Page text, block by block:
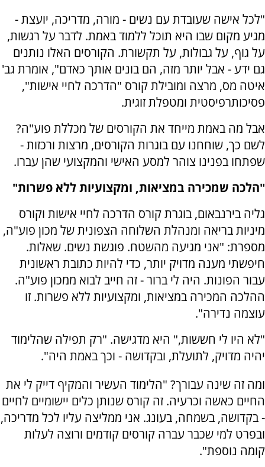
"לכל אישה שעובדת עם נשים - מורה, מדריכה, יועצת -
מגיע מקום שבו היא תוכל ללמוד באמת. לדבר על רגשות,
על גוף, על גבולות, על תקשורת. הקורסים האלו נותנים
גם ידע - אבל יותר מזה, הם בונים אותך כאדם", אומרת גב'
איטה מס, מרצה ומובילת קורס "הדרכה לחיי אישות",
פסיכותרפיסטית ומטפלת זוגית.
אבל מה באמת מייחד את הקורסים של מכללת פוע"ה?
לשם כך, שוחחנו עם בוגרות הקורסים, מרצות ורכזות -
שפתחו בפנינו צוהר למסע האישי והמקצועי שהן עברו.
"הלכה שמכירה במציאות, ומקצועיות ללא פשרות"
גליה בירנבאום, בוגרת קורס הדרכה לחיי אישות וקורס
מיניות בריאה ומנהלת השלוחה הצפונית של מכון פוע"ה,
מספרת: "אני מגיעה מהשטח. פוגשת נשים. שאלות.
חיפשתי מענה מדויק יותר, כדי להיות כתובת ראשונית
עבור הפונות. היה לי ברור - זה חייב לבוא ממכון פוע"ה.
ההלכה המכירה במציאות, ומקצועיות ללא פשרות. זו
עוצמה נדירה".
"לא היו לי חששות," היא מדגישה. "רק תפילה שהלימוד
יהיה מדויק, לתועלת, ובקדושה - וכך באמת היה".
ומה זה שינה עבורך? "הלימוד העשיר והמקיף דייק לי את
החיים כאשה וכרעיה. זה קורס שנותן כלים יישומיים לחיים
- בקדושה, בשמחה, בעונג. אני ממליצה עליו לכל מדריכה,
ובפרט למי שכבר עברה קורסים קודמים ורוצה לעלות
קומה נוספת".